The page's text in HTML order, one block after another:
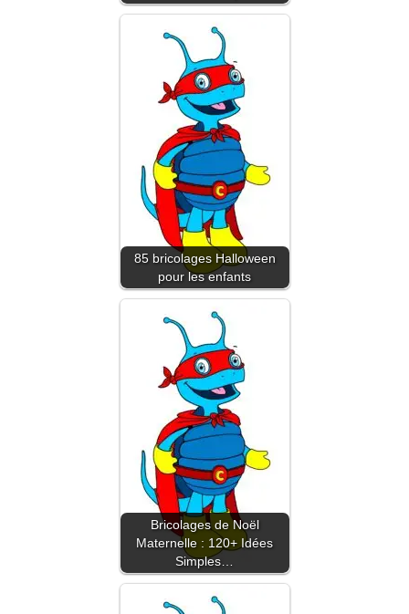
85 bricolages Halloween
pour les enfants
Bricolages de Noël
Maternelle : 120+ Idées
Simples…